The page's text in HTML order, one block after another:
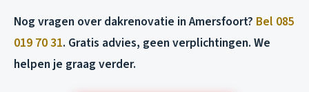
Nog vragen over dakrenovatie in Amersfoort? Bel 085
019 70 31. Gratis advies, geen verplichtingen. We
helpen je graag verder.